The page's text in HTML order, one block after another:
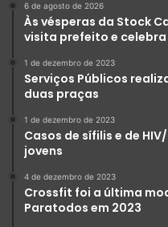
6 de agosto de 2026
Às vésperas da Stock
visita prefeito e
1 de dezembro de 2023
Serviços Públicos
duas praças
1 de dezembro de 2023
Casos de sífilis e de
jovens
4 de dezembro de 2023
Crossfit foi a última
Paratodos em 2023